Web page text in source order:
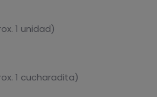
1 unidad)
1 cucharadita)
Grasas